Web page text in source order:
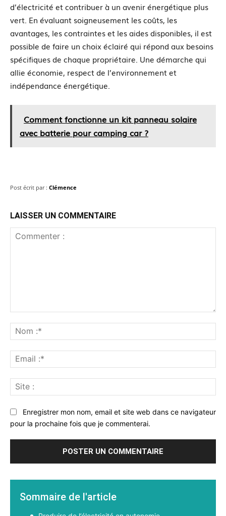
d’électricité et contribuer à un avenir énergétique plus
vert. En évaluant soigneusement les coûts, les
avantages, les contraintes et les aides disponibles, il est
possible de faire un choix éclairé qui répond aux besoins
spécifiques de chaque propriétaire. Une démarche qui
allie économie, respect de l’environnement et
indépendance énergétique.
Comment fonctionne un kit panneau solaire
avec batterie pour camping car ?
Post écrit par : Clémence
LAISSER UN COMMENTAIRE
:*
:*
:
Enregistrer mon nom, email et site web dans ce navigateur
pour la prochaine fois que je commenterai.
Sommaire de l'article